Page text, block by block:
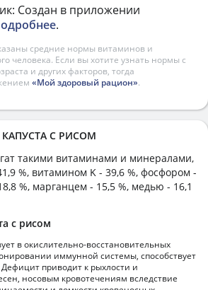
Создан в приложении
.
средние нормы витаминов и
человека. Если вы хотите узнать нормы с
и других факторов, тогда
«Мой здоровый рацион».
КАПУСТА С РИСОМ
такими витаминами и минералами,
%, витамином K - 39,6 %, фосфором -
%, марганцем - 15,5 %, медью - 16,1
с рисом
в окислительно-восстановительных
иммунной системы, способствует
приводит к рыхлости и
носовым кровотечениям вследствие